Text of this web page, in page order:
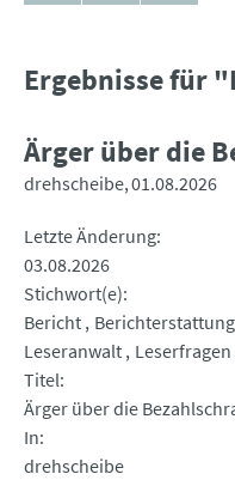
Ergebnisse für
Ärger über die
drehscheibe 01.08.2026
Letzte Änderung
03.08.2026
Stichwort(e)
Bericht Berichterstattung
Leseranwalt Leserfragen
Titel
Ärger über die
In
drehscheibe